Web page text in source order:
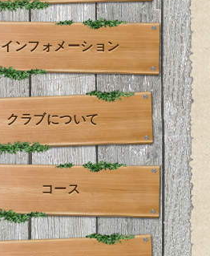
インフォメーション
クラブについて
コース